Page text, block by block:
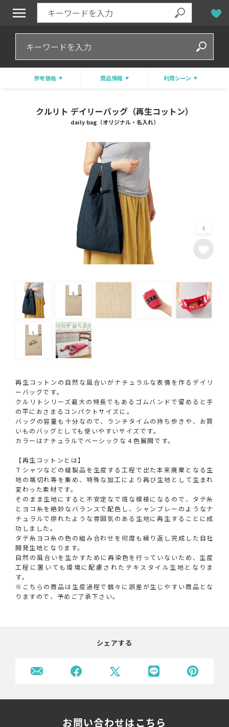
参考価格 商品情報 利用シーン
クルリト デイリーバッグ（再生コットン）
daily bag（オリジナル・名入れ）
4
再生コットンの自然な風合いがナチュラルな表情を作るデイリ
ーバッグです。
クルリトシリーズ最大の特長でもあるゴムバンドで留めると手
の平におさまるコンパクトサイズに。
バッグの容量も十分なので、ランチタイムの持ち歩きや、お買
いものバッグとしても使いやすいサイズです。
カラーはナチュラルでベーシックな４色展開です。
【再生コットンとは】
Ｔシャツなどの縫製品を生産する工程で出た本来廃棄となる生
地の端切れ等を集め、特殊な加工により再び生地として生まれ
変わった素材です。
そのまま生地にすると不安定なで斑な模様になるので、タテ糸
とヨコ糸を絶妙なバランスで配色し、シャンブレーのようなナ
チュラルで掠れたような雰囲気のある生地に再生することに成
功しました。
タテ糸ヨコ糸の色の組み合わせを何度も繰り返し完成した自社
開発生地となります。
自然の風合いを生かすために再染色を行っていないため、生産
工程に置いても環境に配慮されたテキスタイル生地となりま
す。
※こちらの商品は生産過程で個々に誤差が生じやすい商品とな
りますので、予めご了承下さい。
シェアする
お問い合わせはこちら